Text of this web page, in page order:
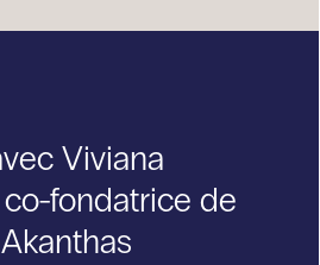
Viviana
fondatrice de